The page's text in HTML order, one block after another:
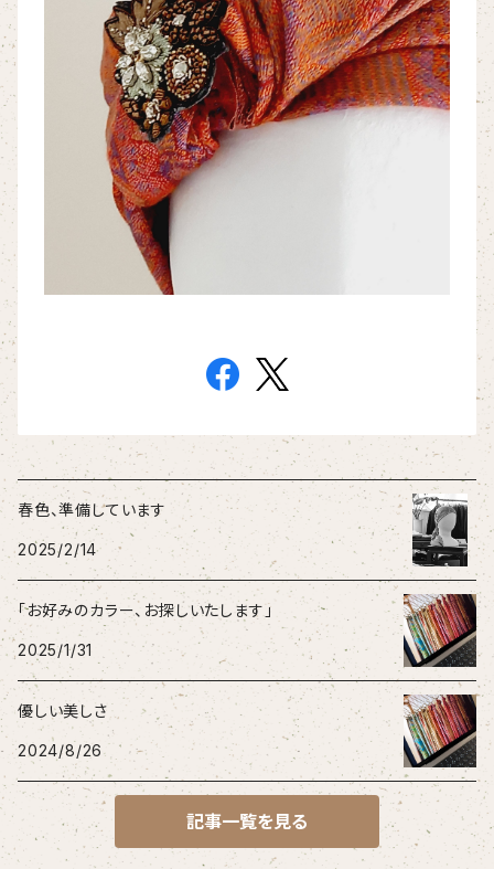
春色、準備しています
2025/2/14
「お好みのカラー、お探しいたします」
2025/1/31
優しい美しさ
2024/8/26
記事一覧を見る